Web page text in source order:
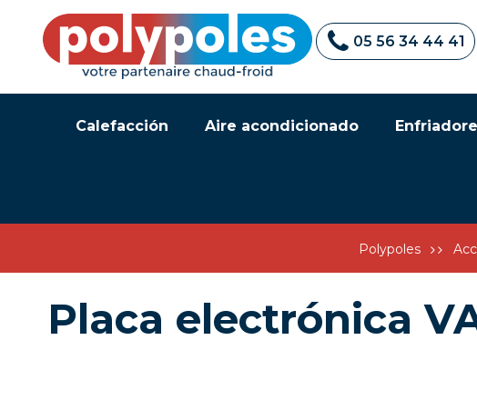
05 56 34 44 41
Calefacción Aire acondicionado
Polypoles
Placa electrónica